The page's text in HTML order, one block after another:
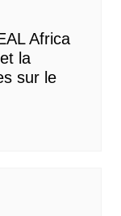
Africa
la
sur le